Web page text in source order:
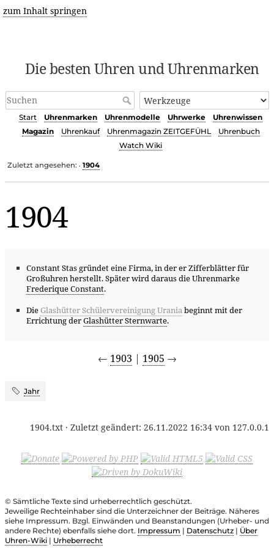
zum Inhalt springen
Die besten Uhren und Uhrenmarken
Start Uhrenmarken Uhrenmodelle Uhrwerke
Uhrenwissen
Magazin
Uhrenkauf Uhrenmagazin ZEITGEFÜHL
Uhrenbuch
Watch Wiki
Zuletzt angesehen: • 1904
1904
Constant Stas gründet eine Firma, in der er Zifferblätter für
Großuhren herstellt. Später wird daraus die Uhrenmarke
Frederique Constant.
DieGlashütter Schülervereinigung Uraniabeginnt mit der
Errichtung derGlashütter Sternwarte.
← 1903 | 1905 →
Jahr
1904.txt · Zuletzt geändert: 26.11.2022 16:34 von 127.0.0.1
© Sämtliche Texte sind urheberrechtlich geschützt.
Jeweilige Rechteinhaber sind die Unterzeichner der Beiträge. Näheres
siehe Impressum. Bzgl. Einwänden und Beanstandungen (Urheber- und
andere Rechte) ebenfalls siehe dort. Impressum | Datenschutz | Über
Uhren-Wiki | Urheberrecht